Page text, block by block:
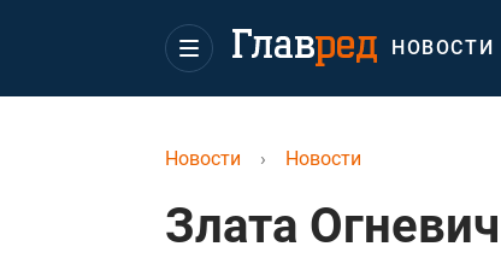
НОВОСТИ
Новости › Новости
Злата